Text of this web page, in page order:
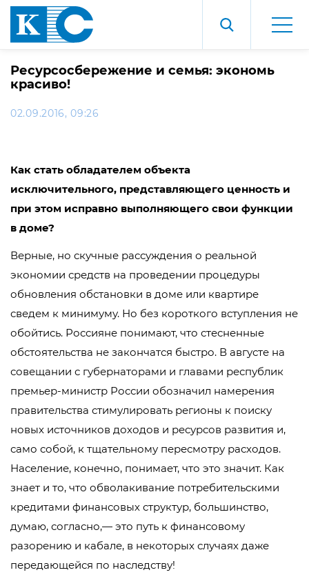
Ресурсосбережение и семья: экономь
красиво!
02.09.2016, 09:26
Как стать обладателем объекта
исключительного, представляющего ценность и
при этом исправно выполняющего свои функции
в доме?
Верные, но скучные рассуждения о реальной
экономии средств на проведении процедуры
обновления обстановки в доме или квартире
сведем к минимуму. Но без короткого вступления не
обойтись. Россияне понимают, что стесненные
обстоятельства не закончатся быстро. В августе на
совещании с губернаторами и главами республик
премьер-министр России обозначил намерения
правительства стимулировать регионы к поиску
новых источников доходов и ресурсов развития и,
само собой, к тщательному пересмотру расходов.
Население, конечно, понимает, что это значит. Как
знает и то, что обволакивание потребительскими
кредитами финансовых структур, большинство,
думаю, согласно,— это путь к финансовому
разорению и кабале, в некоторых случаях даже
передающейся по наследству!